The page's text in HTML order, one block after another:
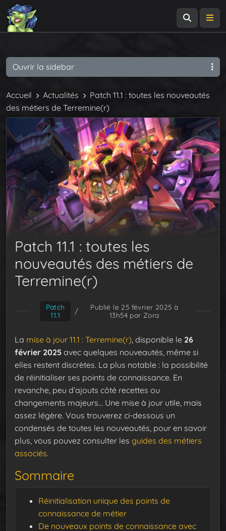
Accueil Actualités
Patch 11.1 : toutes les nouveautés
des métiers de Terremine(r)
Patch 11.1 : toutes les
nouveautés des métiers de
Terremine(r)
Patch
11.1
/
Publié le 25 février 2025 à
13h54 par Zora
La mise à jour 11.1 : Terremine(r) , disponible le 26
février 2025 avec quelques nouveautés, même si
elles restent discrètes. La plus notable : la possibilité
de réinitialiser ses points de connaissance. En
revanche, peu d’ajouts côté recettes ou
changements majeurs… Une mise à jour utile, mais
assez légère. Vous trouverez ci-dessous un
condensés de toutes les nouveautés, pour en savoir
plus, vous pouvez consulter les guides des métiers
associés.
Sommaire
Réinitialisation unique des points de
connaissance de métier
De nouveaux points de connaissance avec
Ouvrir la sidebar